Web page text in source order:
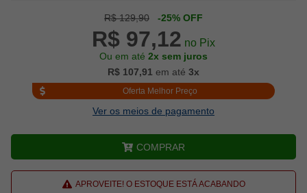
R$ 129,90 -25% OFF
R$ 97,12 no Pix
Ou em até 2x sem juros
R$ 107,91 em até 3x
Oferta Melhor Preço
Ver os meios de pagamento
COMPRAR
APROVEITE! O ESTOQUE ESTÁ ACABANDO